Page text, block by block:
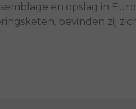
en opslag in
bevinden zij